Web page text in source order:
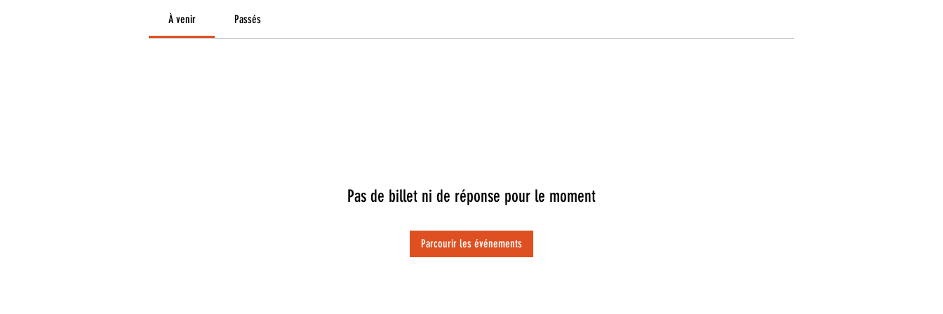
À venir Passés
Pas de billet ni de réponse pour le moment
Parcourir les événements